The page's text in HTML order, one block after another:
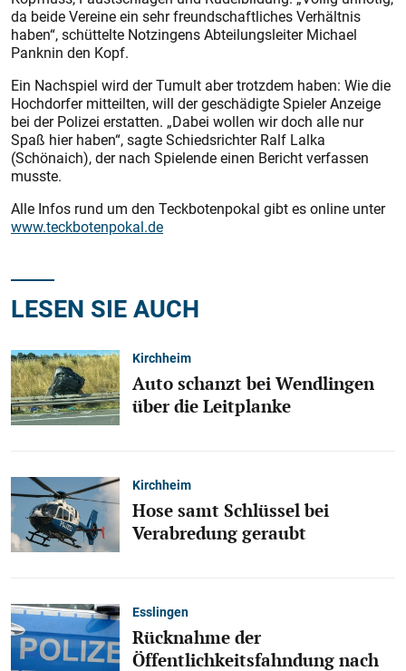
da beide Vereine ein sehr freundschaftliches Verhältnis
haben“, schüttelte Notzingens Abteilungsleiter Michael
Panknin den Kopf.
Ein Nachspiel wird der Tumult aber trotzdem haben: Wie die
Hochdorfer mitteilten, will der geschädigte Spieler Anzeige
bei der Polizei erstatten. „Dabei wollen wir doch alle nur
Spaß hier haben“, sagte Schiedsrichter Ralf Lalka
(Schönaich), der nach Spielende einen Bericht verfassen
musste.
Alle Infos rund um den Teckbotenpokal gibt es online unter
www.teckbotenpokal.de
LESEN SIE AUCH
Kirchheim
Auto schanzt bei Wendlingen
über die Leitplanke
Kirchheim
Hose samt Schlüssel bei
Verabredung geraubt
Esslingen
Rücknahme der
Öffentlichkeitsfahndung nach